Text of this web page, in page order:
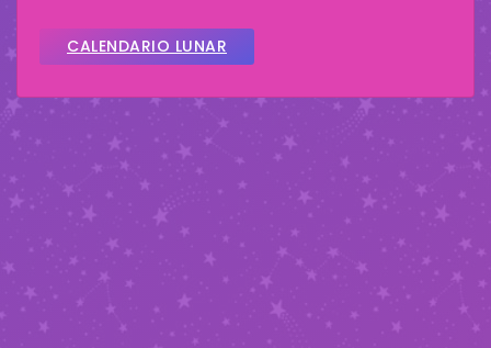
CALENDARIO LUNAR